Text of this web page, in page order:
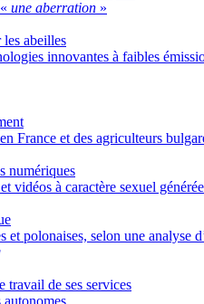
une aberration »
abeilles
innovantes à faibles
France et des agriculteurs
numériques
vidéos à caractère sexuel
polonaises, selon une analyse
travail de ses services